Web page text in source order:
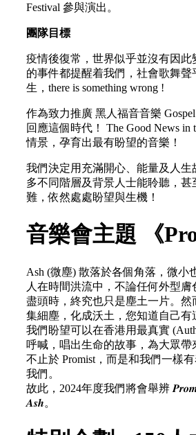
Festival 參與演出。
團隊目標
疫情後復常，世界似乎並沒有因
的事件都提醒着我們，社會歌舞
生，there is something wrong !
作為致力推廣 黑人福音音樂
回應這個時代！ The Good News in
情景，孕育出最有盼望的音樂！
我們決定用充滿開心、能量及人
多不同階層及背景人士能聆聽，
難，依然處處盼望與生機！
音樂會主題 《
Ash (微塵) 散落於各個角落，微小
人在時間洪流中，不論任何外型
盡頭時，終究也只是塵土一片。
集細塵，化成沃土，您知道自己有
我們盼望可以在香港用最真實
呼喊，唱出生命的故事，為大眾
不止於 Promist，而是和我們一樣
我們。
故此，2024年度我們將會舉辨
𝑨𝒔𝒉。